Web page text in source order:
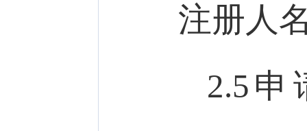
注册人
2.5